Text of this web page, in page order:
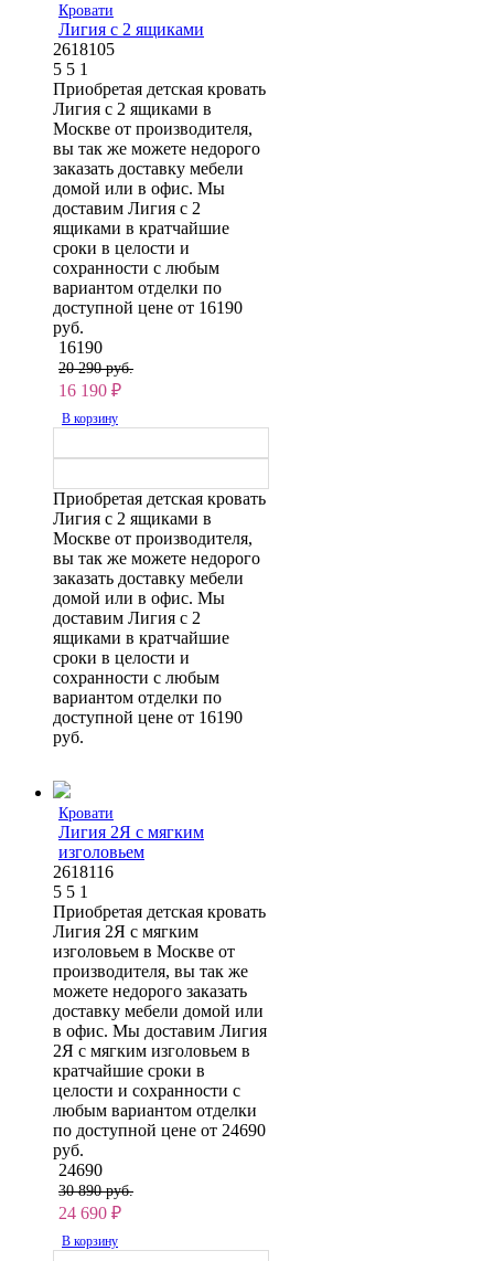
Кровати
Лигия с 2 ящиками
2618105
5 5 1
Приобретая детская кровать
Лигия с 2 ящиками в
Москве от производителя,
вы так же можете недорого
заказать доставку мебели
домой или в офис. Мы
доставим Лигия с 2
ящиками в кратчайшие
сроки в целости и
сохранности с любым
вариантом отделки по
доступной цене от 16190
руб.
16190
20 290 руб.
16 190 ₽
В корзину
Приобретая детская кровать
Лигия с 2 ящиками в
Москве от производителя,
вы так же можете недорого
заказать доставку мебели
домой или в офис. Мы
доставим Лигия с 2
ящиками в кратчайшие
сроки в целости и
сохранности с любым
вариантом отделки по
доступной цене от 16190
руб.
Кровати
Лигия 2Я с мягким
изголовьем
2618116
5 5 1
Приобретая детская кровать
Лигия 2Я с мягким
изголовьем в Москве от
производителя, вы так же
можете недорого заказать
доставку мебели домой или
в офис. Мы доставим Лигия
2Я с мягким изголовьем в
кратчайшие сроки в
целости и сохранности с
любым вариантом отделки
по доступной цене от 24690
руб.
24690
30 890 руб.
24 690 ₽
В корзину